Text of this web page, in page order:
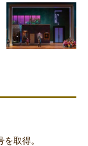
取得。